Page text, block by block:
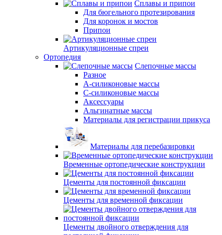
Сплавы и припои
Для бюгельного протезирования
Для коронок и мостов
Припои
Артикуляционные спреи
Ортопедия
Слепочные массы
Разное
А-силиконовые массы
С-силиконовые массы
Аксессуары
Альгинатные массы
Материалы для регистрации прикуса
Материалы для перебазировки
Временные ортопедические конструкции
Цементы для постоянной фиксации
Цементы для временной фиксации
Цементы двойного отверждения для